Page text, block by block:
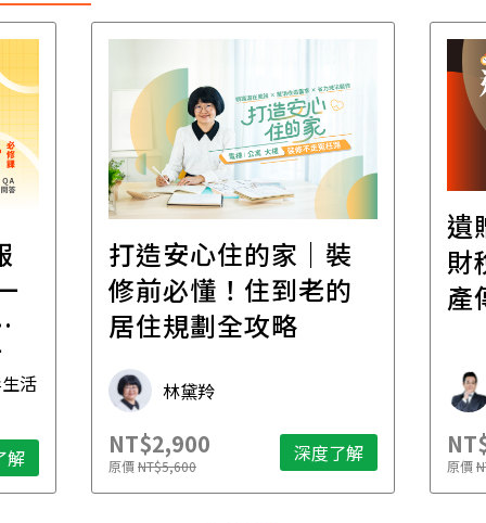
活
解
打造安心住的家｜裝
修前必懂！住到老的
居住規劃全攻略
林黛羚
NT$2,900
原價NT$5,600 深度了解
遺
財
產
原價